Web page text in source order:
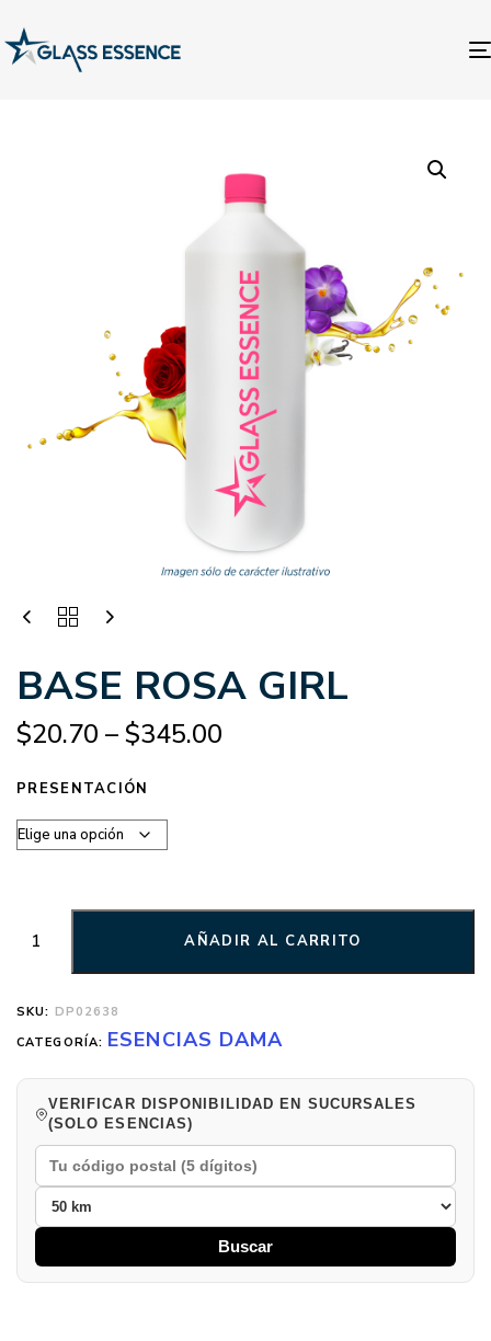
BASE ROSA GIRL
$20.70 –$345.00
PRESENTACIÓN
AÑADIR AL CARRITO
SKU: DP02638
CATEGORÍA: ESENCIAS DAMA
VERIFICAR DISPONIBILIDAD EN SUCURSALES
(SOLO ESENCIAS)
Buscar